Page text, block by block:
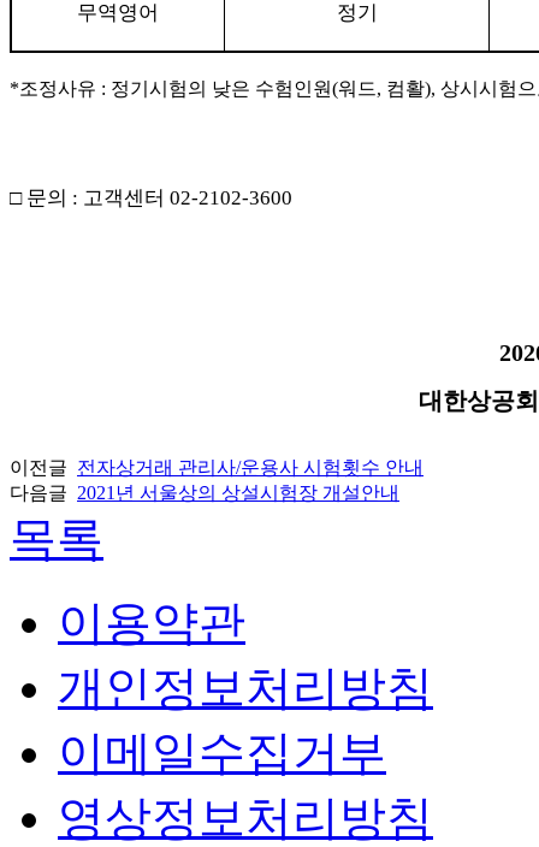
무역영어 정기
*조정사유 : 정기시험의 낮은 수험인원(워드, 컴활), 상시시험
□ 문의 : 고객센터 02-2102-3600
대한상공
이전글 전자상거래 관리사/운용사 시험횟수 안내
다음글 2021년 서울상의 상설시험장 개설안내
목록
이용약관
개인정보처리방침
이메일수집거부
영상정보처리방침